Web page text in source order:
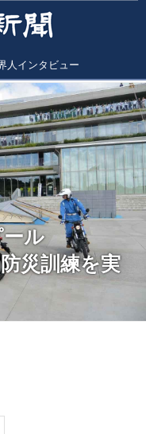
人インタビュー
ル
災訓練を実